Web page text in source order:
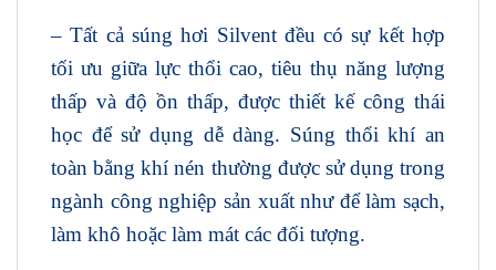
– Tất cả súng hơi Silvent đều có sự kết hợp
tối ưu giữa lực thổi cao, tiêu thụ năng lượng
thấp và độ ồn thấp, được thiết kế công thái
học để sử dụng dễ dàng. Súng thổi khí an
toàn bằng khí nén thường được sử dụng trong
ngành công nghiệp sản xuất như để làm sạch,
làm khô hoặc làm mát các đối tượng.